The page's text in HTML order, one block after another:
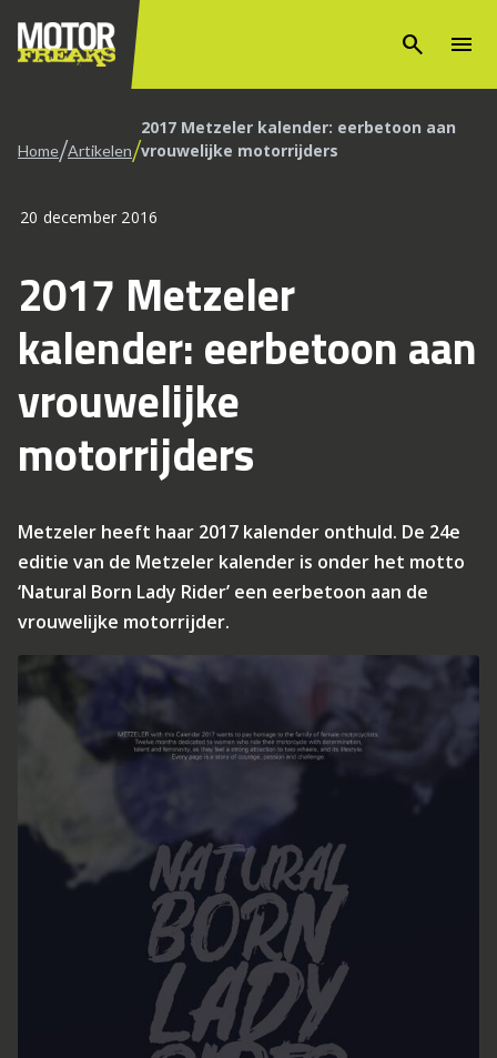
search menu
Home/Artikelen/2017 Metzeler kalender: eerbetoon aan
vrouwelijke motorrijders
20 december 2016
2017 Metzeler
kalender: eerbetoon aan
vrouwelijke
motorrijders
Metzeler heeft haar 2017 kalender onthuld. De 24e
editie van de Metzeler kalender is onder het motto
‘Natural Born Lady Rider’ een eerbetoon aan de
vrouwelijke motorrijder.